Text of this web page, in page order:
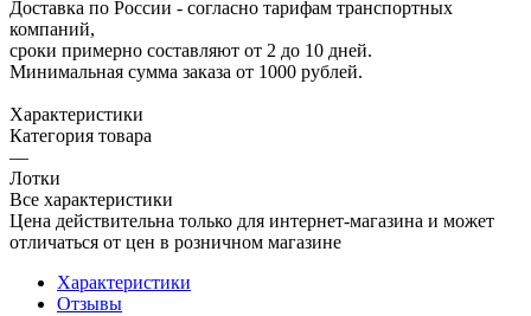
Доставка по России - согласно тарифам транспортных
компаний,
сроки примерно составляют от 2 до 10 дней.
Минимальная сумма заказа от 1000 рублей.
Характеристики
Категория товара
—
Лотки
Все характеристики
Цена действительна только для интернет-магазина и может
отличаться от цен в розничном магазине
Характеристики
Отзывы